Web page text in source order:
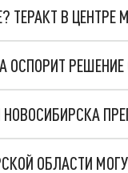
ТЕРАКТ В
РЕШЕНИЕ